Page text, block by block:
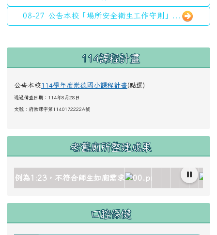
08-27 公告本校「場所安全衛生工作守則」...
114課程計畫
公告本校 114學年度崇德國小課程計畫(點選)
通過備查日期：114年8月28日
文號： 府教課字第1140172222A號
老舊廁所整建成果
gallery_511959_1_oez.jpg title= rel=fgallery511959
gallery_511959_2_dQJ.jpg title=
image/gallery_511959_3_4Oh.jpg title=
image/gallery_511959_4_sSR.jpg title=
image/gallery_511959_5_htO.jpg title=
uploads/tad_blocks/image/
link to https://www.cdps.hlc.edu.tw/uploads/
link to https://
link to
link to
link to
link to
link
口腔保健